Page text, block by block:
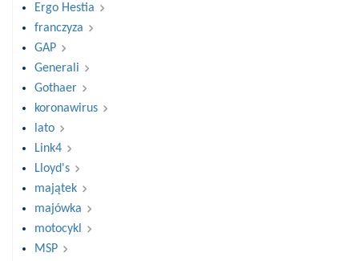
Ergo Hestia
franczyza
GAP
Generali
Gothaer
koronawirus
lato
Link4
Lloyd's
majątek
majówka
motocykl
MSP